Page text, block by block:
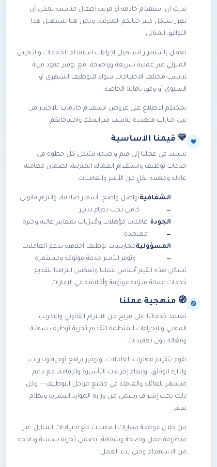
ندرك أن استقدام خادمة أو مربية أطفال مناسبة يمكن أن
يعزز بشكل كبير حياتكم المنزلية، ونحن هنا لتسهيل هذا
التوافق المثالي.
نعمل باستمرار لتسهيل إجراءات استقدام الخادمات والتعيين
المنزلي عبر عملية سريعة وواضحة، مع توفير عقود مرنة
تناسب مختلف الاحتياجات سواء للتوظيف الشهري أو
السنوي أو وفق باقاتنا الخاصة.
يمكنكم الاطلاع على عروض استقدام خادمات للاختيار من
بين خيارات متعددة تناسب ميزانيتكم واحتياجاتكم.
💛 قيمنا الأساسية
نستند في عملنا إلى قيم واضحة تشكل كل خطوة في
خدمات توظيف واستقدام العمالة المنزلية، لضمان معاملة
عادلة ومهنية لكلٍ من الأسر والعاملات:
الشفافية
—
تواصل واضح، أسعار صادقة، والتزام قانوني
كامل تحت نظام تدبير.
الجودة
—
عاملات مؤهلات ومُدرّبات بمعايير عالية وخبرة
معتمدة.
المسؤولية
—
ممارسات توظيف أخلاقية تدعم العاملات
وتوفر للأسر خدمة موثوقة ومستمرة.
تشكل هذه القيم أساس عملنا وتعكس التزامنا بتقديم
خدمات عمالة منزلية موثوقة وأخلاقية في الإمارات.
🧭 منهجية عملنا
تعتمد خدماتنا على مزيج من الالتزام القانوني والتدريب
المهني والإجراءات المنظمة لتقديم تجربة توظيف سهلة
وفعّالة دون تعقيدات.
نقوم بتقييم مهارات العاملات، وتوفير برامج توجيه وتدريب،
وإدارة الوثائق، وإتمام إجراءات التأشيرة والإقامة، مع دعم
مستمر للعائلة والعاملة في جميع مراحل التوظيف — وكل
ذلك تحت إشراف رسمي من وزارة الموارد البشرية ونظام
تدبير.
من خلال مواءمة مهارات العاملات مع احتياجات المنازل عبر
منظومة عمل واضحة وشفافة، نضمن تجربة سلسة وناجحة
من الاستقدام وحتى بدء العمل.